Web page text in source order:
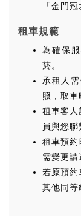
「金門
租車規範
為確保
菸。
承租人
照，取車
租車客人
員與您
租車預約
需變更請
若原預約
其他同等